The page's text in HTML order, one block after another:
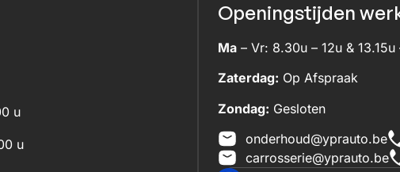
u
u
Openingstijden
Ma – Vr: 8.30u – 12u & 13.15u
Zaterdag: Op Afspraak
Zondag: Gesloten
onderhoud@yprauto.be
carrosserie@yprauto.be